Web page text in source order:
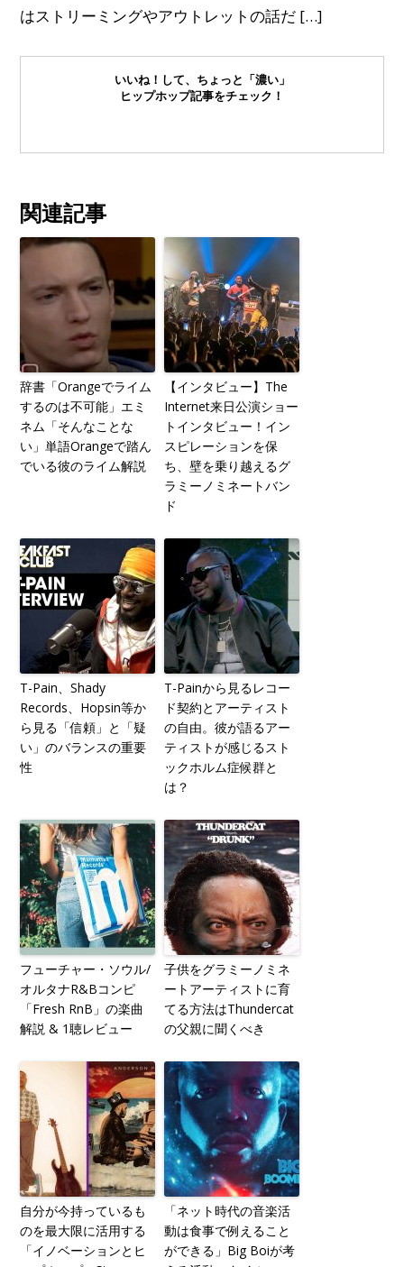
はストリーミングやアウトレットの話だ […]
いいね！して、ちょっと「濃い」
ヒップホップ記事をチェック！
関連記事
辞書「Orangeでライム
するのは不可能」エミ
ネム「そんなことな
い」単語Orangeで踏ん
でいる彼のライム解説
【インタビュー】The
Internet来日公演ショー
トインタビュー！イン
スピレーションを保
ち、壁を乗り越えるグ
ラミーノミネートバン
ド
T-Pain、Shady
Records、Hopsin等か
ら見る「信頼」と「疑
い」のバランスの重要
性
T-Painから見るレコー
ド契約とアーティスト
の自由。彼が語るアー
ティストが感じるスト
ックホルム症候群と
は？
フューチャー・ソウル/
オルタナR&Bコンピ
「Fresh RnB」の楽曲
解説 & 1聴レビュー
子供をグラミーノミネ
ートアーティストに育
てる方法はThundercat
の父親に聞くべき
自分が今持っているも
のを最大限に活用する
「イノベーションとヒ
「ネット時代の音楽活
動は食事で例えること
ができる」Big Boiが考